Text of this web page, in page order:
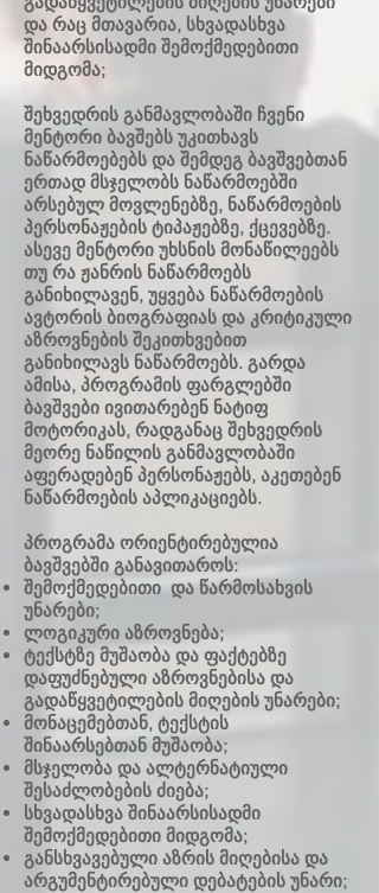
და რაც მთავარია, სხვადასხვა
შინაარსისადმი შემოქმედებითი
მიდგომა;
შეხვედრის განმავლობაში ჩვენი
მენტორი ბავშებს უკითხავს
ნაწარმოებებს და შემდეგ ბავშვებთან
ერთად მსჯელობს ნაწარმოებში
არსებულ მოვლენებზე, ნაწარმოების
პერსონაჟების ტიპაჟებზე, ქცევებზე.
ასევე მენტორი უხსნის მონაწილეებს
თუ რა ჟანრის ნაწარმოებს
განიხილავენ, უყვება ნაწარმოების
ავტორის ბიოგრაფიას და კრიტიკული
აზროვნების შეკითხვებით
განიხილავს ნაწარმოებს. გარდა
ამისა, პროგრამის ფარგლებში
ბავშვები ივითარებენ ნატიფ
მოტორიკას, რადგანაც შეხვედრის
მეორე ნაწილის განმავლობაში
აფერადებენ პერსონაჟებს, აკეთებენ
ნაწარმოების აპლიკაციებს.
პროგრამა ორიენტირებულია
ბავშვებში განავითაროს:
შემოქმედებითი და წარმოსახვის
უნარები;
ლოგიკური აზროვნება;
ტექსტზე მუშაობა და ფაქტებზე
დაფუძნებული აზროვნებისა და
გადაწყვეტილების მიღების უნარები;
მონაცემებთან, ტექსტის
შინაარსებთან მუშაობა;
მსჯელობა და ალტერნატიული
შესაძლობების ძიება;
სხვადასხვა შინაარსისადმი
შემოქმედებითი მიდგომა;
განსხვავებული აზრის მიღებისა და
არგუმენტირებული დებატების უნარი;